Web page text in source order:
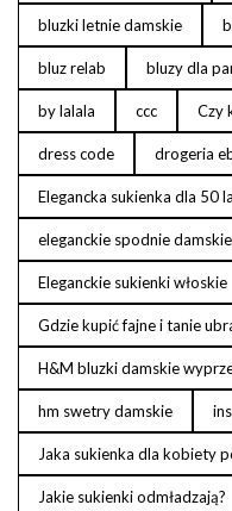
bluzki letnie damskie
bluz relab bluzy dla
by lalala ccc Czy
dress code drogeria
Elegancka sukienka dla 50
eleganckie spodnie damskie
Eleganckie sukienki włoskie
Gdzie kupić fajne i tanie
H&M bluzki damskie
hm swetry damskie
Jaka sukienka dla kobiety
Jakie sukienki odmładzają?